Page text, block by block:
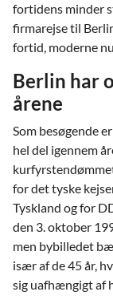
fortidens minder
firmarejse til
fortid, moderne
Berlin har
årene
Som besøgende
hel del igennem
for det tyske
Tyskland og for
den 3. oktober
men bybilledet
især af de 45 år,
sig uafhængigt af